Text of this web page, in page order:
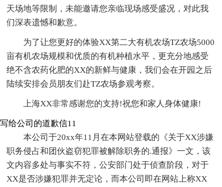
天场地等限制，未能邀请您亲临现场感受盛况，对此我
们深表遗憾和歉意。
为了让您更好的体验XX第二大有机农场TZ农场5000
亩有机农场规模和优质的有机种植水平，更充分地感受
绝不含农药化肥的XX的新鲜与健康，我们会在开园之后
陆续安排会员朋友们赴TZ农场参观考察。
上海XX非常感谢您的支持!祝您和家人身体健康!
写给公司的道歉信11
本公司于20xx年11月在本网站登载的《关于XX涉嫌
职务侵占和团伙盗窃犯罪被解除职务的.通报》一文，该
文内容多处与事实不符，公安部门处于侦查阶段，对于
XX是否涉嫌犯罪并无定论，而本公司即在网站上称XX